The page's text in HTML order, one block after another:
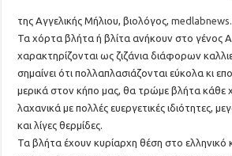
της Αγγελικής Μήλιου, βιολόγος,
Τα χόρτα βλήτα ή βλίτα ανήκουν στο γένος
χαρακτηρίζονται ως ζιζάνια διάφορων
σημαίνει ότι πολλαπλασιάζονται εύκολα κι
μερικά στον κήπο μας, θα τρώμε βλήτα κάθε
λαχανικά με πολλές ευεργετικές ιδιότητες,
και λίγες θερμίδες.
Τα βλήτα έχουν κυρίαρχη θέση στο ελληνικό